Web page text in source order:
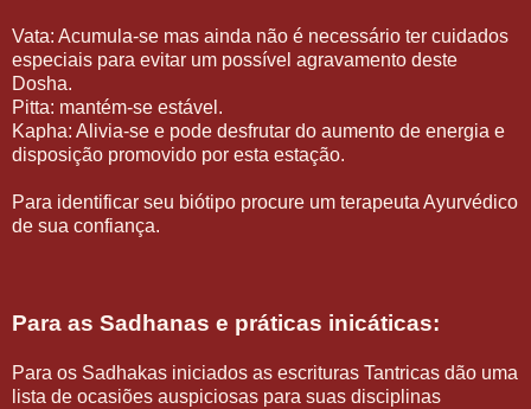
Vata: Acumula-se mas ainda não é necessário ter cuidados
especiais para evitar um possível agravamento deste
Dosha.
Pitta: mantém-se estável.
Kapha: Alivia-se e pode desfrutar do aumento de energia e
disposição promovido por esta estação.
Para identificar seu biótipo procure um terapeuta Ayurvédico
de sua confiança.
Para as Sadhanas e práticas inicáticas:
Para os Sadhakas iniciados as escrituras Tantricas dão uma
lista de ocasiões auspiciosas para suas disciplinas